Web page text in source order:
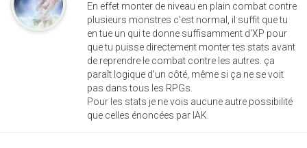
En effet monter de niveau en plain combat contre
plusieurs monstres c'est normal, il suffit que tu
en tue un qui te donne suffisamment d'XP pour
que tu puisse directement monter tes stats avant
de reprendre le combat contre les autres. ça
paraît logique d'un côté, même si ça ne se voit
pas dans tous les RPGs.
Pour les stats je ne vois aucune autre possibilité
que celles énoncées par IAK.